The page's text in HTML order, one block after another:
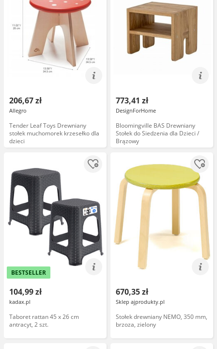
206,67 zł
Allegro
Tender Leaf Toys Drewniany
stołek muchomorek krzesełko dla
dzieci
773,41 zł
DesignForHome
Bloomingville BAS Drewniany
Stołek do Siedzenia dla Dzieci /
Brązowy
BESTSELLER
104,99 zł
kadax.pl
Taboret rattan 45 x 26 cm
antracyt, 2 szt.
670,35 zł
Sklep ajprodukty.pl
Stołek drewniany NEMO, 350 mm,
brzoza, zielony